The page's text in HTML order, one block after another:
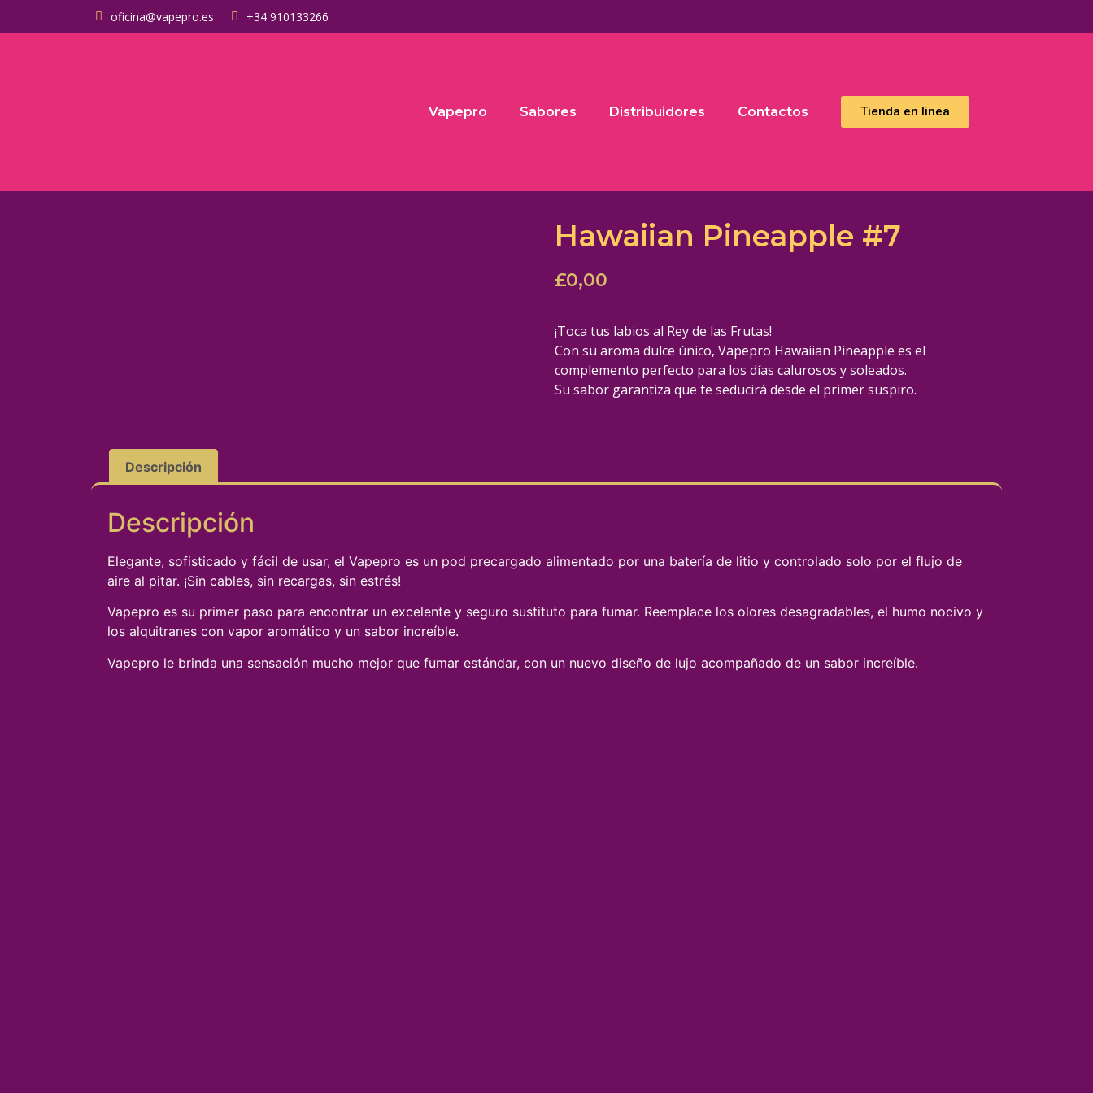
oficina@vapepro.es +34 910133266
Vapepro Sabores Distribuidores Contactos Тienda en linea
Hawaiian Pineapple #7
£0,00
¡Toca tus labios al Rey de las Frutas!
Con su aroma dulce único, Vapepro Hawaiian Pineapple es el
complemento perfecto para los días calurosos y soleados.
Su sabor garantiza que te seducirá desde el primer suspiro.
Descripción
Descripción
Elegante, sofisticado y fácil de usar, el Vapepro es un pod precargado alimentado por una batería de litio y controlado solo por el flujo de
aire al pitar. ¡Sin cables, sin recargas, sin estrés!
Vapepro es su primer paso para encontrar un excelente y seguro sustituto para fumar. Reemplace los olores desagradables, el humo nocivo y
los alquitranes con vapor aromático y un sabor increíble.
Vapepro le brinda una sensación mucho mejor que fumar estándar, con un nuevo diseño de lujo acompañado de un sabor increíble.